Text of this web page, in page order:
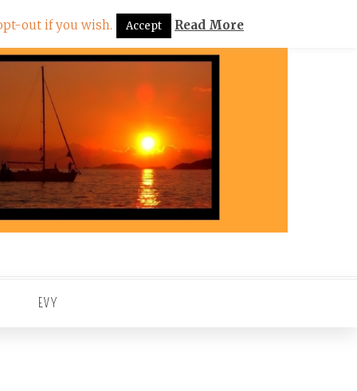
EVY
out if you wish. Accept Read More